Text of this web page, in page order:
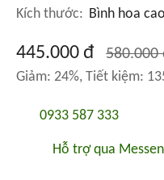
Kích thước: Bình hoa
445.000 đ 580.000
Giảm: 24%, Tiết kiệm:
0933 587 333
Hỗ trợ qua